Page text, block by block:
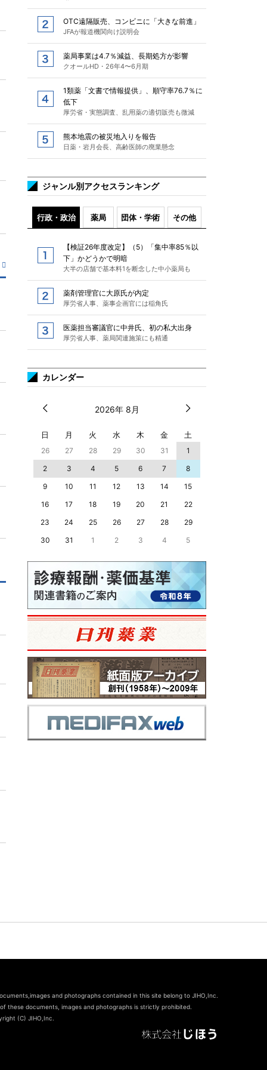
OTC遠隔販売、コンビニに「大きな前進」
JFAが報道機関向け説明会
薬局事業は4.7％減益、長期処方が影響
クオールHD・26年4〜6月期
1類薬「文書で情報提供」、順守率76.7％に
低下
厚労省・実態調査、乱用薬の適切販売も微減
熊本地震の被災地入りを報告
日薬・岩月会長、高齢医師の廃業懸念
ジャンル別アクセスランキング
行政・政治 薬局 団体・学術 その他
【検証26年度改定】（5）「集中率85％以
下」かどうかで明暗
大半の店舗で基本料1を断念した中小薬局も
薬剤管理官に大原氏が内定
厚労省人事、薬事企画官には稲角氏
医薬担当審議官に中井氏、初の私大出身
厚労省人事、薬局関連施策にも精通
カレンダー
2026年 8月
日 月 火 水 木 金 土
26 27 28 29 30 31
1
2
3 4 5 6 7
8
9
10 11 12 13 14
15
16
17 18 19 20 21
22
23
24 25 26 27 28
29
30
31 1 2 3 4 5
and photographs contained in this site belong to JIHO,Inc.
these documents, images and photographs is strictly prohibited.
(C) JIHO,Inc.